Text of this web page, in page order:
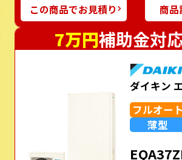
この商品でお見積り 商品
7万円補助金対
ダイキン
フルオート
薄型